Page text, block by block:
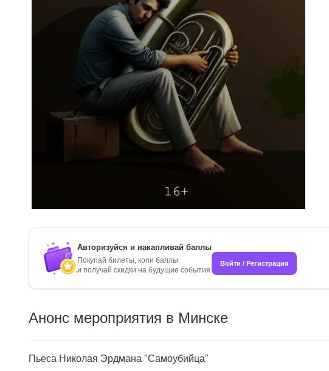
Авторизуйся и накапливай баллы
Покупай билеты, копи баллы
и получай скидки на будущие события
Войти / Регистрация
Анонс мероприятия в Минске
Пьеса Николая Эрдмана "Самоубийца"